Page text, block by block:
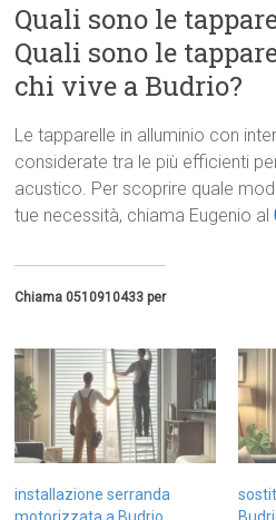
Quali sono le
Quali sono le
chi vive a Budrio?
Le tapparelle in alluminio con
considerate tra le più efficienti
acustico. Per scoprire quale
tue necessità, chiama Eugenio al
Chiama 0510910433 per
installazione serranda